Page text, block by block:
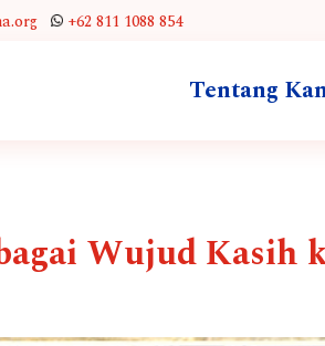
+62 811 1088 854
Tentang
Wujud Kasih